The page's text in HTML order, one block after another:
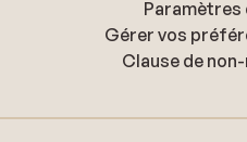
Paramètres
Gérer vos
Clause de